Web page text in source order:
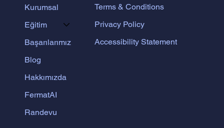
Kurumsal
Eğitim
Başarılarımız
Blog
Hakkımızda
FermatAI
Randevu
Terms & Conditions
Privacy Policy
Accessibility Statement